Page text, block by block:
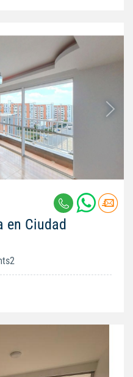
en Ciudad